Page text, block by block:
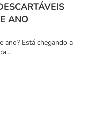
ANO
Está chegando a